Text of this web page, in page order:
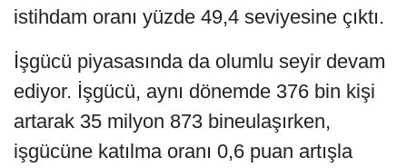
istihdam oranı yüzde 49,4 seviyesine çıktı.
İşgücü piyasasında da olumlu seyir devam
ediyor. İşgücü, aynı dönemde 376 bin kişi
artarak 35 milyon 873 bineulaşırken,
işgücüne katılma oranı 0,6 puan artışla